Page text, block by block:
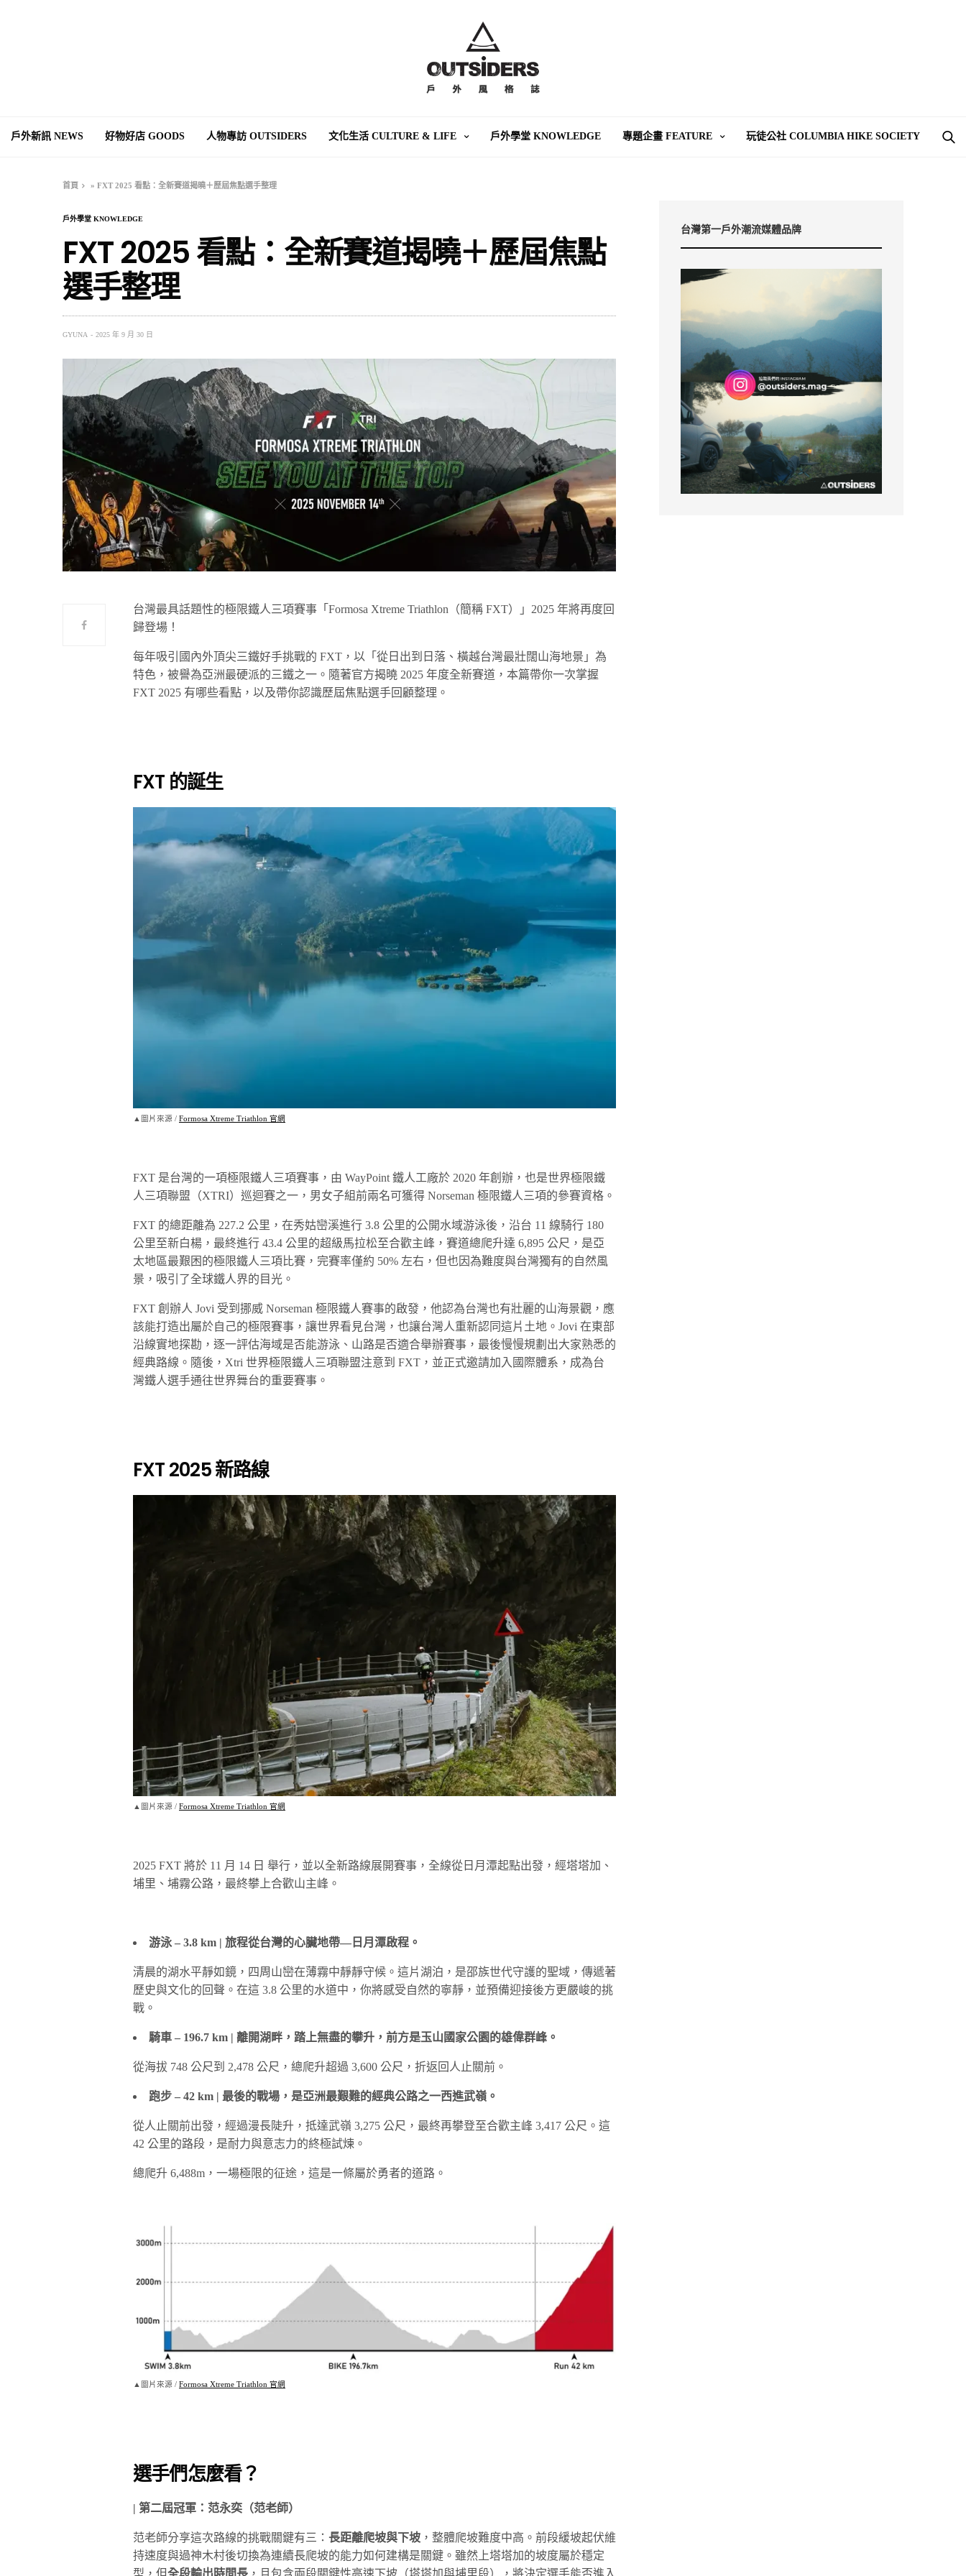
戶外新訊 NEWS 好物好店 GOODS 人物專訪 OUTSIDERS 文化生活 CULTURE & LIFE 戶外學堂 KNOWLEDGE 專題企畫 FEATURE 玩徒公社 COLUMBIA HIKE SOCIETY
首頁 »FXT 2025 看點：全新賽道揭曉＋歷屆焦點選手整理
戶外學堂 KNOWLEDGE
FXT 2025 看點：全新賽道揭曉＋歷屆焦點
選手整理
GYUNA 2025 年 9 月 30 日
台灣最具話題性的極限鐵人三項賽事「Formosa Xtreme Triathlon（簡稱 FXT）」2025 年將再度回
歸登場！
每年吸引國內外頂尖三鐵好手挑戰的 FXT，以「從日出到日落、橫越台灣最壯闊山海地景」為
特色，被譽為亞洲最硬派的三鐵之一。隨著官方揭曉 2025 年度全新賽道，本篇帶你一次掌握
FXT 2025 有哪些看點，以及帶你認識歷屆焦點選手回顧整理。
FXT 的誕生
▲圖片來源 /Formosa Xtreme Triathlon 官網
FXT 是台灣的一項極限鐵人三項賽事，由 WayPoint 鐵人工廠於 2020 年創辦，也是世界極限鐵
人三項聯盟（XTRI）巡迴賽之一，男女子組前兩名可獲得 Norseman 極限鐵人三項的參賽資格。
FXT 的總距離為 227.2 公里，在秀姑巒溪進行 3.8 公里的公開水域游泳後，沿台 11 線騎行 180
公里至新白楊，最終進行 43.4 公里的超級馬拉松至合歡主峰，賽道總爬升達 6,895 公尺，是亞
太地區最艱困的極限鐵人三項比賽，完賽率僅約 50% 左右，但也因為難度與台灣獨有的自然風
景，吸引了全球鐵人界的目光。
FXT 創辦人 Jovi 受到挪威 Norseman 極限鐵人賽事的啟發，他認為台灣也有壯麗的山海景觀，應
該能打造出屬於自己的極限賽事，讓世界看見台灣，也讓台灣人重新認同這片土地。Jovi 在東部
沿線實地探勘，逐一評估海域是否能游泳、山路是否適合舉辦賽事，最後慢慢規劃出大家熟悉的
經典路線。隨後，Xtri 世界極限鐵人三項聯盟注意到 FXT，並正式邀請加入國際體系，成為台
灣鐵人選手通往世界舞台的重要賽事。
FXT 2025 新路線
▲圖片來源 /Formosa Xtreme Triathlon 官網
2025 FXT 將於 11 月 14 日 舉行，並以全新路線展開賽事，全線從日月潭起點出發，經塔塔加、
埔里、埔霧公路，最終攀上合歡山主峰。
游泳 – 3.8 km | 旅程從台灣的心臟地帶—日月潭啟程。
清晨的湖水平靜如鏡，四周山巒在薄霧中靜靜守候。這片湖泊，是邵族世代守護的聖域，傳遞著
歷史與文化的回聲。在這 3.8 公里的水道中，你將感受自然的寧靜，並預備迎接後方更嚴峻的挑
戰。
騎車 – 196.7 km | 離開湖畔，踏上無盡的攀升，前方是玉山國家公園的雄偉群峰。
從海拔 748 公尺到 2,478 公尺，總爬升超過 3,600 公尺，折返回人止關前。
跑步 – 42 km | 最後的戰場，是亞洲最艱難的經典公路之一西進武嶺。
從人止關前出發，經過漫長陡升，抵達武嶺 3,275 公尺，最終再攀登至合歡主峰 3,417 公尺。這
42 公里的路段，是耐力與意志力的終極試煉。
總爬升 6,488m，一場極限的征途，這是一條屬於勇者的道路。
▲圖片來源 /Formosa Xtreme Triathlon 官網
選手們怎麼看？
| 第二屆冠軍：范永奕（范老師）
范老師分享這次路線的挑戰關鍵有三： 長距離爬坡與下坡 ，整體爬坡難度中高。前段緩坡起伏維
持速度與過神木村後切換為連續長爬坡的能力如何建構是關鍵。雖然上塔塔加的坡度屬於穩定
台灣第一戶外潮流媒體品牌